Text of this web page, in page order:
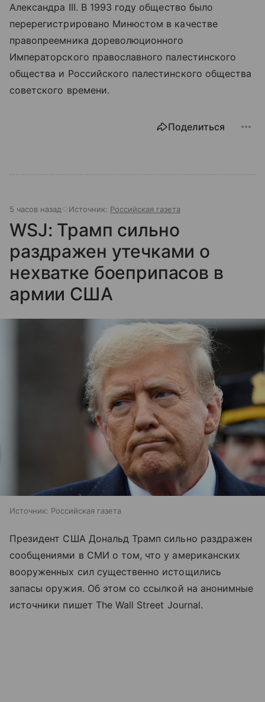
Александра III. В 1993 году общество было
перерегистрировано Минюстом в качестве
правопреемника дореволюционного
Императорского православного палестинского
общества и Российского палестинского общества
советского времени.
Поделиться
5 часов назад Источник: Российская газета
WSJ: Трамп сильно
раздражен утечками о
нехватке боеприпасов в
армии США
Источник: Российская газета
Президент США Дональд Трамп сильно раздражен
сообщениями в СМИ о том, что у американских
вооруженных сил существенно истощились
запасы оружия. Об этом со ссылкой на анонимные
источники пишет The Wall Street Journal.